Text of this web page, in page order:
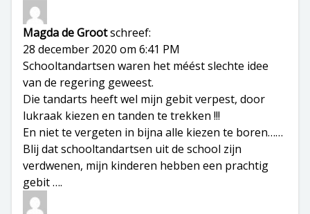
Magda de Grootschreef:
28 december 2020 om 6:41 PM
Schooltandartsen waren het méést slechte idee
van de regering geweest.
Die tandarts heeft wel mijn gebit verpest, door
lukraak kiezen en tanden te trekken !!!
En niet te vergeten in bijna alle kiezen te boren……
Blij dat schooltandartsen uit de school zijn
verdwenen, mijn kinderen hebben een prachtig
gebit ….